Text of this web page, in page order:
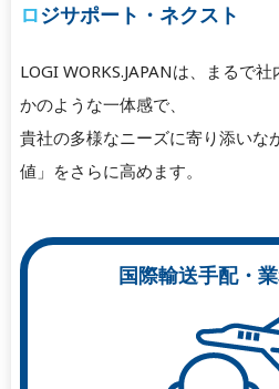
ロジサポート・ネクスト
LOGI WORKS.JAPANは、まるで
かのような一体感で、
貴社の多様なニーズに寄り添いな
値」をさらに高めます。
国際輸送手配・